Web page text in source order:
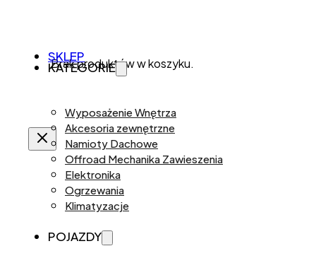
Brak produktów w koszyku.
SKLEP
KATEGORIE
Wyposażenie Wnętrza
Akcesoria zewnętrzne
Namioty Dachowe
Offroad Mechanika Zawieszenia
Elektronika
Ogrzewania
Klimatyzacje
POJAZDY